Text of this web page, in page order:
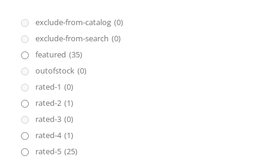
exclude-from-catalog (0)
exclude-from-search (0)
featured (35)
outofstock (0)
rated-1 (0)
rated-2 (1)
rated-3 (0)
rated-4 (1)
rated-5 (25)